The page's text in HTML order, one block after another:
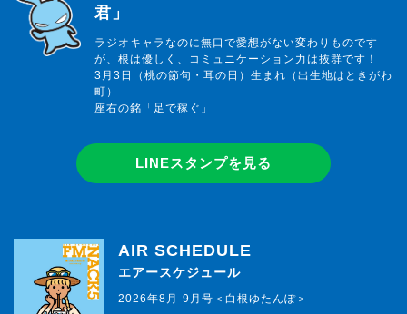
君」
ラジオキャラなのに無口で愛想がない変わりものです
が、根は優しく、コミュニケーション力は抜群です！
3月3日（桃の節句・耳の日）生まれ（出生地はときがわ
町）
座右の銘「足で稼ぐ」
LINEスタンプを見る
AIR SCHEDULE
エアースケジュール
2026年8月-9月号＜白根ゆたんぽ＞